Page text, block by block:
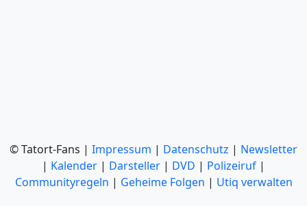
© Tatort-Fans | Impressum | Datenschutz | Newsletter
| Kalender | Darsteller | DVD | Polizeiruf |
Communityregeln | Geheime Folgen | Utiq verwalten